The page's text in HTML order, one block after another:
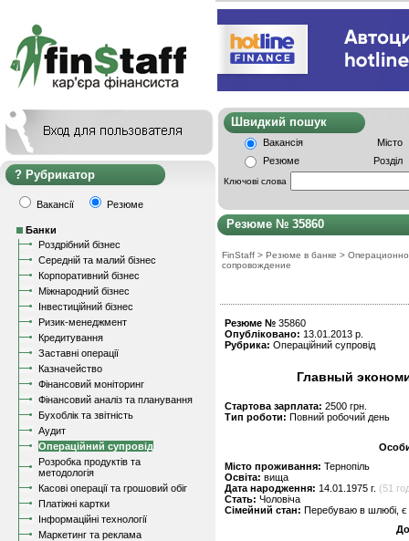
Рубрикатор
Вакансії Резюме
Банки
Роздрібний бізнес
Середній та малий бізнес
Корпоративний бізнес
Міжнародний бізнес
Інвестиційний бізнес
Ризик-менеджмент
Кредитування
Заставні операції
Казначейство
Фінансовий моніторинг
Фінансовий аналіз та планування
Бухоблік та звітність
Аудит
Операційний супровід
Розробка продуктів та
методологія
Касові операції та грошовий обіг
Платіжні картки
Інформаційні технології
Маркетинг та реклама
Швидкий
Вакансія
Місто
Резюме
Розділ
Ключові слова
Резюме № 35860
FinStaff > Резюме в банке >
сопровождение
Резюме № 35860
Опубліковано: 13.01.2013 р.
Рубрика: Операційний супровід
Главный
Стартова зарплата: 2500 грн.
Тип роботи: Повний робочий день
Місто проживання: Тернопіль
Освіта: вища
Дата народження: 14.01.1975 г. (51
Стать: Чоловіча
Сімейний стан: Перебуваю в шлюбі, є